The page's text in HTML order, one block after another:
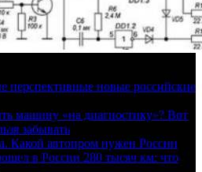
перспективные новые российские
машину «на диагностику»? Вот
забывать
Какой автопром нужен России
в России 280 тысяч км: что